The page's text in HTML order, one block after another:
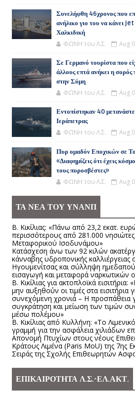
Συνελήφθη 46χρονος που
ανήλικο γιο του να κάνει
Χαλκιδική
ΦΩΝΗ του Λ.Σ. Aug
Σε Γερμανό τουρίστα που
άλλους επτά ανήκει η σορός
στην Σύμη
ΦΩΝΗ του Λ.Σ. Aug
Εντοπίστηκαν 40
Ιεράπετρας
ΦΩΝΗ του Λ.Σ. Aug
Πυρ ομαδόν Εποχικών σε
«Διαφημίζεις ότι έχεις
τους πυροσβέστες»
ΦΩΝΗ του Λ.Σ. Aug
ΤΑ ΝΕΑ ΤΟΥ ΥΝΑΝΠ
Β. Κικίλιας: «Πάνω από 23,2 εκατ.
περισσότερους από 281.000
Μεταφορικού Ισοδυνάμου»
Κατάσχεση άνω των 92 κιλών
κάνναβης υδροπονικής καλλιέργειας
Ηγουμενίτσας και σύλληψη
εισαγωγή και μεταφορά ναρκωτικών
Β. Κικίλιας για ακτοπλοϊκά εισιτήρια:
μην αυξηθούν οι τιμές στα εισιτήρια
συνεχόμενη χρονιά – Η προσπάθεια
συγκράτηση και μείωση των τιμών
μέσω πολέμου»
Β. Κικίλιας από Κυλλήνη: «Το
γραμμή για την ασφάλεια χιλιάδων
Απονομή Πτυχίων στους νέους
Κράτους Λιμένα (Paris MoU) της 7ης
Σειράς της Σχολής Επιθεωρητών
ΕΠΙΚΑΙΡΟΤΗΤΑ Λ.Σ.-ΕΛ.ΑΚΤ.